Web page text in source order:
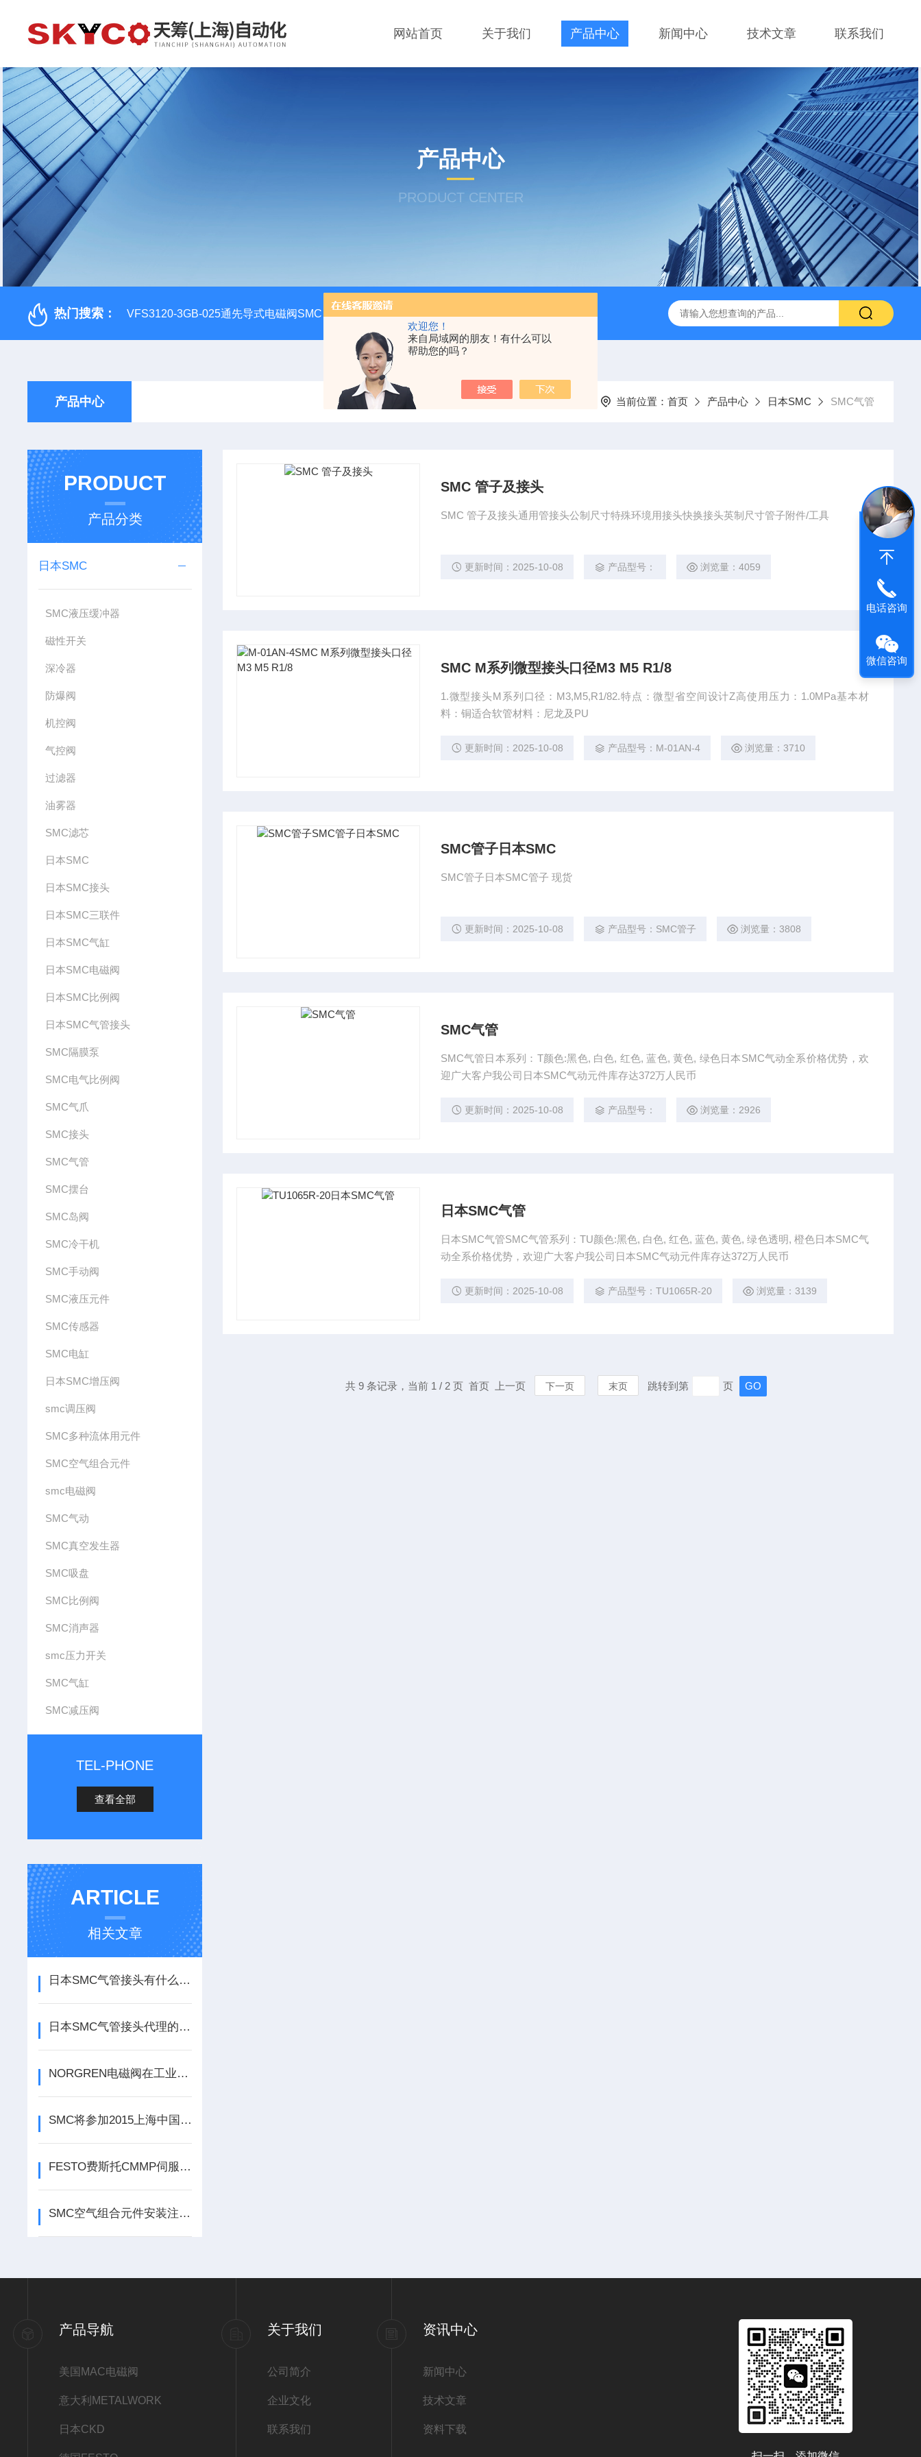
欢迎您！
来自局域网的朋友！有什么可以
帮助您的吗？
网站首页 关于我们 产品中心 新闻中心 技术文章 联系我们
产品中心
PRODUCT CENTER
热门搜索： VFS3120-3GB-025通先导式电磁阀SMC SMC气动香港营业所 AVL-20-25-S6德国FESTO气动 ORIENTALMOTOR东方马达
产品中心 当前位置： 首页 产品中心 日本SMC SMC气管
PRODUCT
产品分类
日本SMC
SMC液压缓冲器
磁性开关
深冷器
防爆阀
机控阀
气控阀
过滤器
油雾器
SMC滤芯
日本SMC
日本SMC接头
日本SMC三联件
日本SMC气缸
日本SMC电磁阀
日本SMC比例阀
日本SMC气管接头
SMC隔膜泵
SMC电气比例阀
SMC气爪
SMC接头
SMC气管
SMC摆台
SMC岛阀
SMC冷干机
SMC手动阀
SMC液压元件
SMC传感器
SMC电缸
日本SMC增压阀
smc调压阀
SMC多种流体用元件
SMC空气组合元件
smc电磁阀
SMC气动
SMC真空发生器
SMC吸盘
SMC比例阀
SMC消声器
smc压力开关
SMC气缸
SMC减压阀
TEL-PHONE
查看全部
ARTICLE
相关文章
日本SMC气管接头有什么特点
日本SMC气管接头代理的基本种类
NORGREN电磁阀在工业自动化领域中的应用
SMC将参加2015上海中国工业博览会
FESTO费斯托CMMP伺服驱动器典型故障及解决方法
SMC空气组合元件安装注意事项
SMC 管子及接头
SMC 管子及接头通用管接头公制尺寸特殊环境用接头快换接头英制尺寸管子附件/工具
更新时间：2025-10-08 产品型号： 浏览量：4059
SMC M系列微型接头口径M3 M5 R1/8
1.微型接头M系列口径：M3,M5,R1/82.特点：微型省空间设计Z高使用压力：1.0MPa基本材
料：铜适合软管材料：尼龙及PU
更新时间：2025-10-08 产品型号：M-01AN-4 浏览量：3710
SMC管子日本SMC
SMC管子日本SMC管子 现货
更新时间：2025-10-08 产品型号：SMC管子 浏览量：3808
SMC气管
SMC气管日本系列：T颜色:黑色, 白色, 红色, 蓝色, 黄色, 绿色日本SMC气动全系价格优势，欢
迎广大客户我公司日本SMC气动元件库存达372万人民币
更新时间：2025-10-08 产品型号： 浏览量：2926
日本SMC气管
日本SMC气管SMC气管系列：TU颜色:黑色, 白色, 红色, 蓝色, 黄色, 绿色透明, 橙色日本SMC气
动全系价格优势，欢迎广大客户我公司日本SMC气动元件库存达372万人民币
更新时间：2025-10-08 产品型号：TU1065R-20 浏览量：3139
共 9 条记录，当前 1 / 2 页 首页 上一页 下一页 末页 跳转到第 页
产品导航
美国MAC电磁阀
意大利METALWORK
日本CKD
关于我们
公司简介
企业文化
联系我们
资讯中心
新闻中心
技术文章
资料下载
电话咨询
微信咨询